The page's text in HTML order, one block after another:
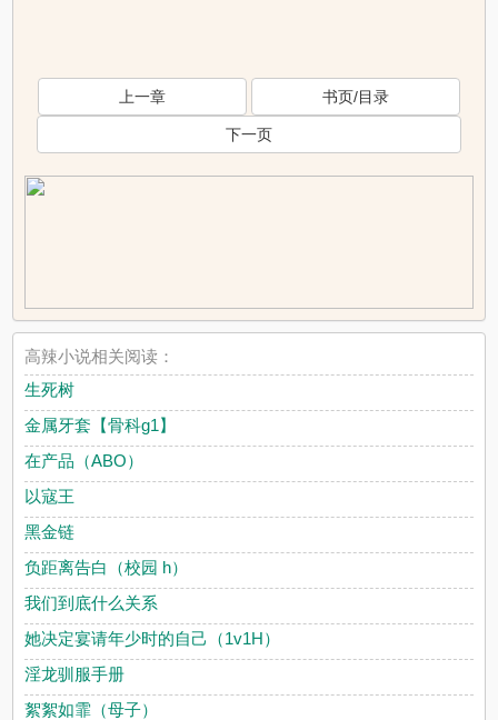
上一章 书页/目录
下一页
高辣小说相关阅读：
生死树
金属牙套【骨科g1】
在产品（ABO）
以寇王
黑金链
负距离告白（校园 h）
我们到底什么关系
她决定宴请年少时的自己（1v1H）
淫龙驯服手册
絮絮如霏（母子）